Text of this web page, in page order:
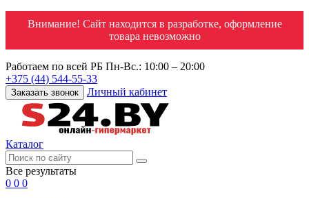
Внимание! Сайт находится в разработке, оформление
товара невозможно
Работаем по всей РБ Пн-Вс.: 10:00 – 20:00
+375 (44) 544-55-33
Заказать звонок Личный кабинет
Каталог
Все результаты
0 0 0